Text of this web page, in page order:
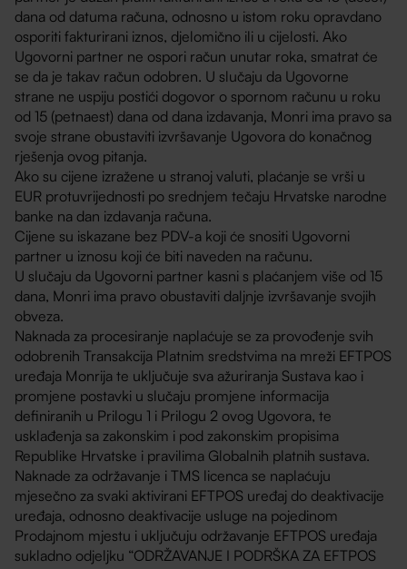
dana od datuma računa, odnosno u istom roku opravdano
osporiti fakturirani iznos, djelomično ili u cijelosti. Ako
Ugovorni partner ne ospori račun unutar roka, smatrat će
se da je takav račun odobren. U slučaju da Ugovorne
strane ne uspiju postići dogovor o spornom računu u roku
od 15 (petnaest) dana od dana izdavanja, Monri ima pravo sa
svoje strane obustaviti izvršavanje Ugovora do konačnog
rješenja ovog pitanja.
Ako su cijene izražene u stranoj valuti, plaćanje se vrši u
EUR protuvrijednosti po srednjem tečaju Hrvatske narodne
banke na dan izdavanja računa.
Cijene su iskazane bez PDV-a koji će snositi Ugovorni
partner u iznosu koji će biti naveden na računu.
U slučaju da Ugovorni partner kasni s plaćanjem više od 15
dana, Monri ima pravo obustaviti daljnje izvršavanje svojih
obveza.
Naknada za procesiranje naplaćuje se za provođenje svih
odobrenih Transakcija Platnim sredstvima na mreži EFTPOS
uređaja Monrija te uključuje sva ažuriranja Sustava kao i
promjene postavki u slučaju promjene informacija
definiranih u Prilogu 1 i Prilogu 2 ovog Ugovora, te
usklađenja sa zakonskim i pod zakonskim propisima
Republike Hrvatske i pravilima Globalnih platnih sustava.
Naknade za održavanje i TMS licenca se naplaćuju
mjesečno za svaki aktivirani EFTPOS uređaj do deaktivacije
uređaja, odnosno deaktivacije usluge na pojedinom
Prodajnom mjestu i uključuju održavanje EFTPOS uređaja
sukladno odjeljku “ODRŽAVANJE I PODRŠKA ZA EFTPOS